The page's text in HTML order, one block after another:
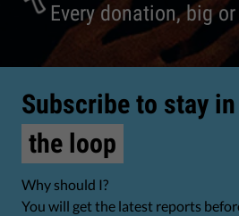
Every donation, big
Subscribe to stay in
the loop
Why should I?
You will get the latest reports